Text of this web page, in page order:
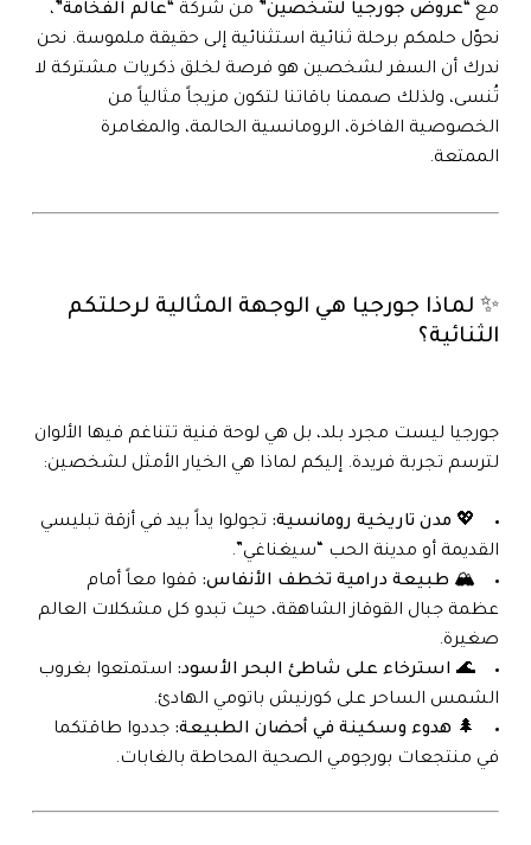
مع “عروض جورجيا لشخصين” من شركة “عالم الفخامة”،
نحوّل حلمكم برحلة ثنائية استثنائية إلى حقيقة ملموسة. نحن
ندرك أن السفر لشخصين هو فرصة لخلق ذكريات مشتركة لا
تُنسى، ولذلك صممنا باقاتنا لتكون مزيجاً مثالياً من
الخصوصية الفاخرة، الرومانسية الحالمة، والمغامرة
الممتعة.
✨ لماذا جورجيا هي الوجهة المثالية لرحلتكم
الثنائية؟
جورجيا ليست مجرد بلد، بل هي لوحة فنية تتناغم فيها الألوان
لترسم تجربة فريدة. إليكم لماذا هي الخيار الأمثل لشخصين:
💖 مدن تاريخية رومانسية: تجولوا يداً بيد في أزقة تبليسي
القديمة أو مدينة الحب “سيغناغي”.
🏔️ طبيعة درامية تخطف الأنفاس: قفوا معاً أمام
عظمة جبال القوقاز الشاهقة، حيث تبدو كل مشكلات العالم
صغيرة.
🌊 استرخاء على شاطئ البحر الأسود: استمتعوا بغروب
الشمس الساحر على كورنيش باتومي الهادئ.
🌲 هدوء وسكينة في أحضان الطبيعة: جددوا طاقتكما
في منتجعات بورجومي الصحية المحاطة بالغابات.